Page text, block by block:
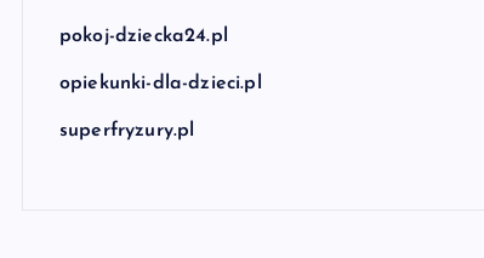
pokoj-dziecka24.pl
opiekunki-dla-dzieci.pl
superfryzury.pl